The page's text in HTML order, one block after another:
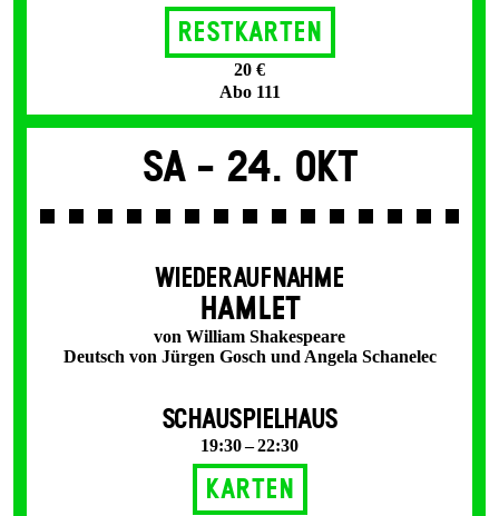
Restkarten
20 €
Abo 111
Sa - 24. Okt
WIEDERAUFNAHME
HAMLET
von William Shakespeare
Deutsch von Jürgen Gosch und Angela Schanelec
SCHAUSPIELHAUS
19:30 – 22:30
Karten